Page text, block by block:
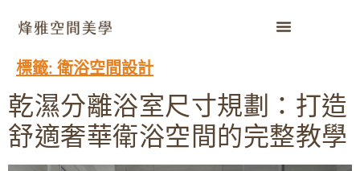
標籤: 衛浴空間設計
乾濕分離浴室尺寸規劃：打造
舒適奢華衛浴空間的完整教學